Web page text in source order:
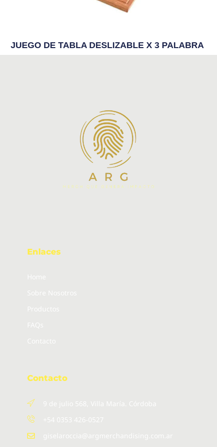
JUEGO DE TABLA DESLIZABLE X 3 PALABRA
Enlaces
Home
Sobre Nosotros
Productos
FAQs
Contacto
Contacto
9 de julio 568, Villa María. Córdoba
+54 0353 426-0527
giselaroccia@argmerchandising.com.ar